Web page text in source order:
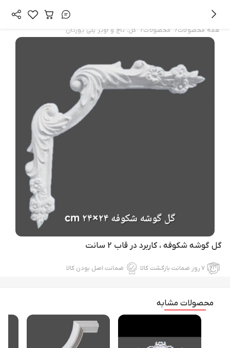
همه محصولات/ محصولات/ گل، تاج و آویز پلی یورتان
گل گوشه شکوفه ، کاربرد در قاب 2 سانت
۷ روز ضمانت بازگشت کالا ضمانت اصل بودن کالا
محصولات مشابه